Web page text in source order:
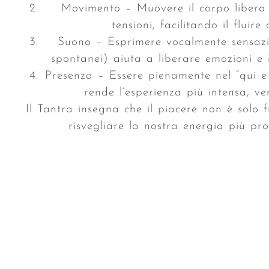
Movimento – Muovere il corpo
tensioni, facilitando il fluire
Suono – Esprimere vocalmente
spontanei) aiuta a liberare emozioni e
Presenza – Essere pienamente nel “qui
rende l’esperienza più intensa,
Il Tantra insegna che il piacere non è solo
risvegliare la nostra energia più